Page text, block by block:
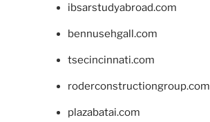
ibsarstudyabroad.com
bennusehgall.com
tsecincinnati.com
roderconstructiongroup.com
plazabatai.com